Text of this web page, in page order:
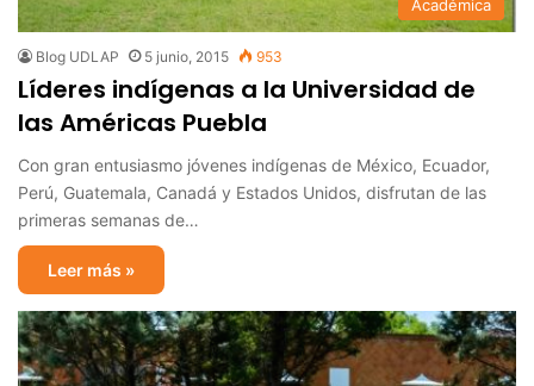
Académica
Blog UDLAP 5 junio, 2015 953
Líderes indígenas a la Universidad de
las Américas Puebla
Con gran entusiasmo jóvenes indígenas de México, Ecuador,
Perú, Guatemala, Canadá y Estados Unidos, disfrutan de las
primeras semanas de…
Leer más »